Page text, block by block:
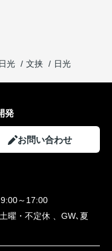
光 文挟 日光
発
お問い合わせ
～17:00
曜・不定休 、GW､夏